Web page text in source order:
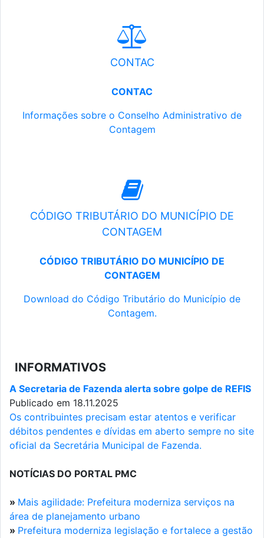
CONTAC
CONTAC
Informações sobre o Conselho Administrativo de
Contagem
CÓDIGO TRIBUTÁRIO DO MUNICÍPIO DE
CONTAGEM
CÓDIGO TRIBUTÁRIO DO MUNICÍPIO DE
CONTAGEM
Download do Código Tributário do Município de
Contagem.
INFORMATIVOS
A Secretaria de Fazenda alerta sobre golpe de REFIS
Publicado em 18.11.2025
Os contribuintes precisam estar atentos e verificar
débitos pendentes e dívidas em aberto sempre no site
oficial da Secretária Municipal de Fazenda.
NOTÍCIAS DO PORTAL PMC
» Mais agilidade: Prefeitura moderniza serviços na
área de planejamento urbano
» Prefeitura moderniza legislação e fortalece a gestão